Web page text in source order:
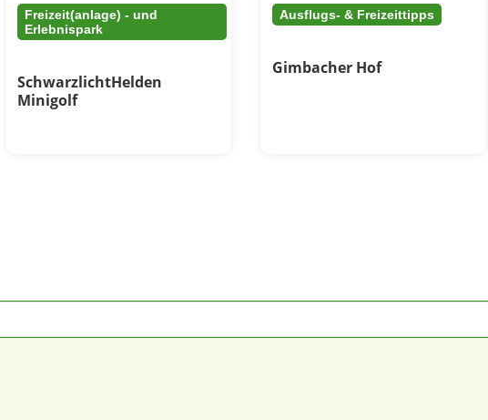
Freizeit(anlage) - und
Erlebnispark
SchwarzlichtHelden
Minigolf
Ausflugs- & Freizeittipps
Gimbacher Hof